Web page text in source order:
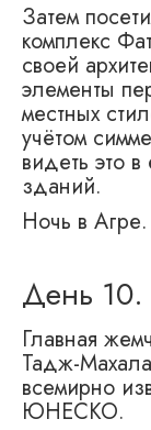
Затем
комплекс
своей
элементы
местных
учётом
видеть это
зданий.
Ночь в Агре.
День 10.
Главная
Тадж-
всемирно
ЮНЕСКО.